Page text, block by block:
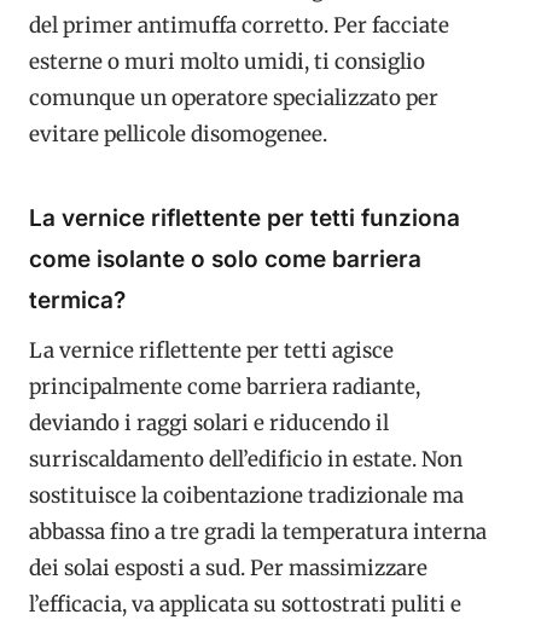
del primer antimuffa corretto. Per facciate
esterne o muri molto umidi, ti consiglio
comunque un operatore specializzato per
evitare pellicole disomogenee.
La vernice riflettente per tetti funziona
come isolante o solo come barriera
termica?
La vernice riflettente per tetti agisce
principalmente come barriera radiante,
deviando i raggi solari e riducendo il
surriscaldamento dell’edificio in estate. Non
sostituisce la coibentazione tradizionale ma
abbassa fino a tre gradi la temperatura interna
dei solai esposti a sud. Per massimizzare
l’efficacia, va applicata su sottostrati puliti e